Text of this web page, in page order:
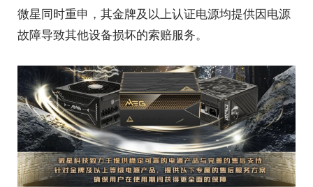
微星同时重申，其金牌及以上认证电源均提供因电源
故障导致其他设备损坏的索赔服务。